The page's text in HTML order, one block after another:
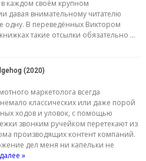
в каждом своём крупном
давая внимательному читателю
одну. В переведённых Виктором
такие отсылки обязательно …
(2020)
маркетолога всегда
классических или даже порой
ходов и уловок, с помощью
звонким ручейком перетекают из
производящих контент компаний.
дел меня ни капельки не
»